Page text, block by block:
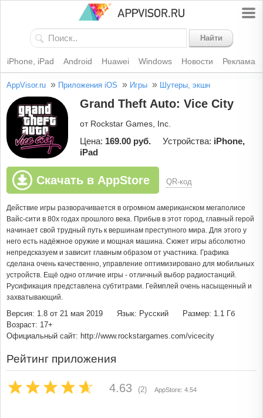
Найти
iPhone, iPad Android Huawei Windows Новости Реклама
AppVisor.ru » Приложения iOS » Игры » Шутеры, экшн
Grand Theft Auto: Vice City
от Rockstar Games, Inc.
Цена: 169.00 руб. Устройства: iPhone,
iPad
Скачать в AppStore QR-код
Действие игры разворачивается в огромном американском мегаполисе
Вайс-сити в 80х годах прошлого века. Прибыв в этот город, главный герой
начинает свой трудный путь к вершинам преступного мира. Для этого у
него есть надёжное оружие и мощная машина. Сюжет игры абсолютно
непредсказуем и зависит главным образом от участника. Графика
сделана очень качественно, управление оптимизировано для мобильных
устройств. Ещё одно отличие игры - отличный выбор радиостанций.
Русификация представлена субтитрами. Геймплей очень насыщенный и
захватывающий.
Версия: 1.8 от 21 мая 2019 Язык: Русский
Размер: 1.1 Гб
Возраст: 17+
Официальный сайт: http://www.rockstargames.com/vicecity
Рейтинг приложения
4.63 (2) AppStore: 4.54